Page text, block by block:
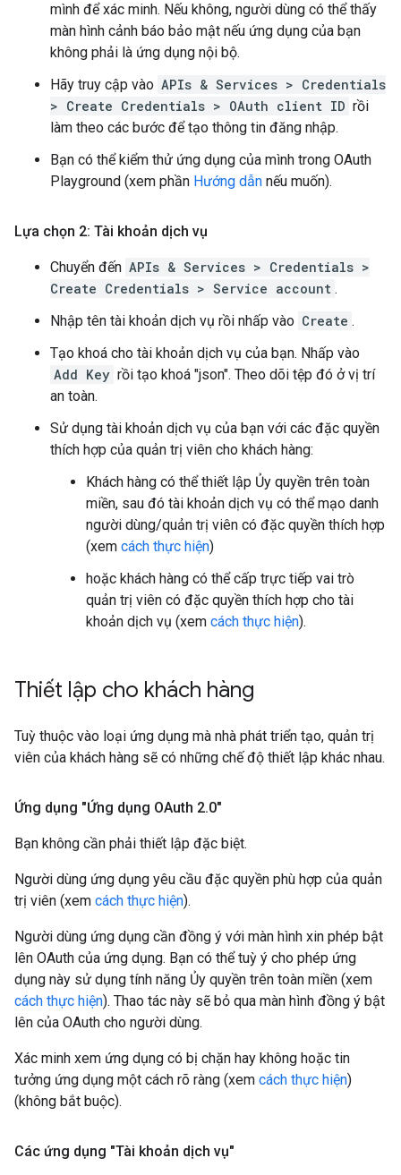
mình để xác minh. Nếu không, người dùng có thể thấy
màn hình cảnh báo bảo mật nếu ứng dụng của bạn
không phải là ứng dụng nội bộ.
Hãy truy cập vào APIs & Services > Credentials
> Create Credentials > OAuth client ID rồi
làm theo các bước để tạo thông tin đăng nhập.
Bạn có thể kiểm thử ứng dụng của mình trong OAuth
Playground (xem phần Hướng dẫn nếu muốn).
Lựa chọn 2: Tài khoản dịch vụ
Chuyển đến APIs & Services > Credentials >
Create Credentials > Service account .
Nhập tên tài khoản dịch vụ rồi nhấp vào Create .
Tạo khoá cho tài khoản dịch vụ của bạn. Nhấp vào
Add Key rồi tạo khoá "json". Theo dõi tệp đó ở vị trí
an toàn.
Sử dụng tài khoản dịch vụ của bạn với các đặc quyền
thích hợp của quản trị viên cho khách hàng:
Khách hàng có thể thiết lập Ủy quyền trên toàn
miền, sau đó tài khoản dịch vụ có thể mạo danh
người dùng/quản trị viên có đặc quyền thích hợp
(xem cách thực hiện)
hoặc khách hàng có thể cấp trực tiếp vai trò
quản trị viên có đặc quyền thích hợp cho tài
khoản dịch vụ (xem cách thực hiện).
Thiết lập cho khách hàng
Tuỳ thuộc vào loại ứng dụng mà nhà phát triển tạo, quản trị
viên của khách hàng sẽ có những chế độ thiết lập khác nhau.
Ứng dụng "Ứng dụng OAuth 2.0"
Bạn không cần phải thiết lập đặc biệt.
Người dùng ứng dụng yêu cầu đặc quyền phù hợp của quản
trị viên (xem cách thực hiện).
Người dùng ứng dụng cần đồng ý với màn hình xin phép bật
lên OAuth của ứng dụng. Bạn có thể tuỳ ý cho phép ứng
dụng này sử dụng tính năng Ủy quyền trên toàn miền (xem
cách thực hiện). Thao tác này sẽ bỏ qua màn hình đồng ý bật
lên của OAuth cho người dùng.
Xác minh xem ứng dụng có bị chặn hay không hoặc tin
tưởng ứng dụng một cách rõ ràng (xem cách thực hiện)
(không bắt buộc).
Các ứng dụng "Tài khoản dịch vụ"